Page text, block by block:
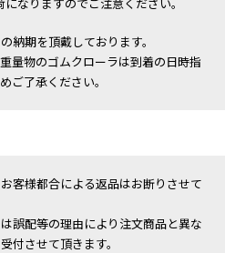
納期を頂戴しております。
量物のゴムクローラは到着の日時指
ご了承ください。
客様都合による返品はお断りさせて
誤配等の理由により注文商品と異な
付させて頂きます。